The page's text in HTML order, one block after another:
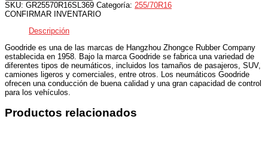
SKU: GR25570R16SL369 Categoría: 255/70R16
CONFIRMAR INVENTARIO
Descripción
Goodride es una de las marcas de Hangzhou Zhongce Rubber Company
establecida en 1958. Bajo la marca Goodride se fabrica una variedad de
diferentes tipos de neumáticos, incluidos los tamaños de pasajeros, SUV,
camiones ligeros y comerciales, entre otros. Los neumáticos Goodride
ofrecen una conducción de buena calidad y una gran capacidad de control
para los vehículos.
Productos relacionados